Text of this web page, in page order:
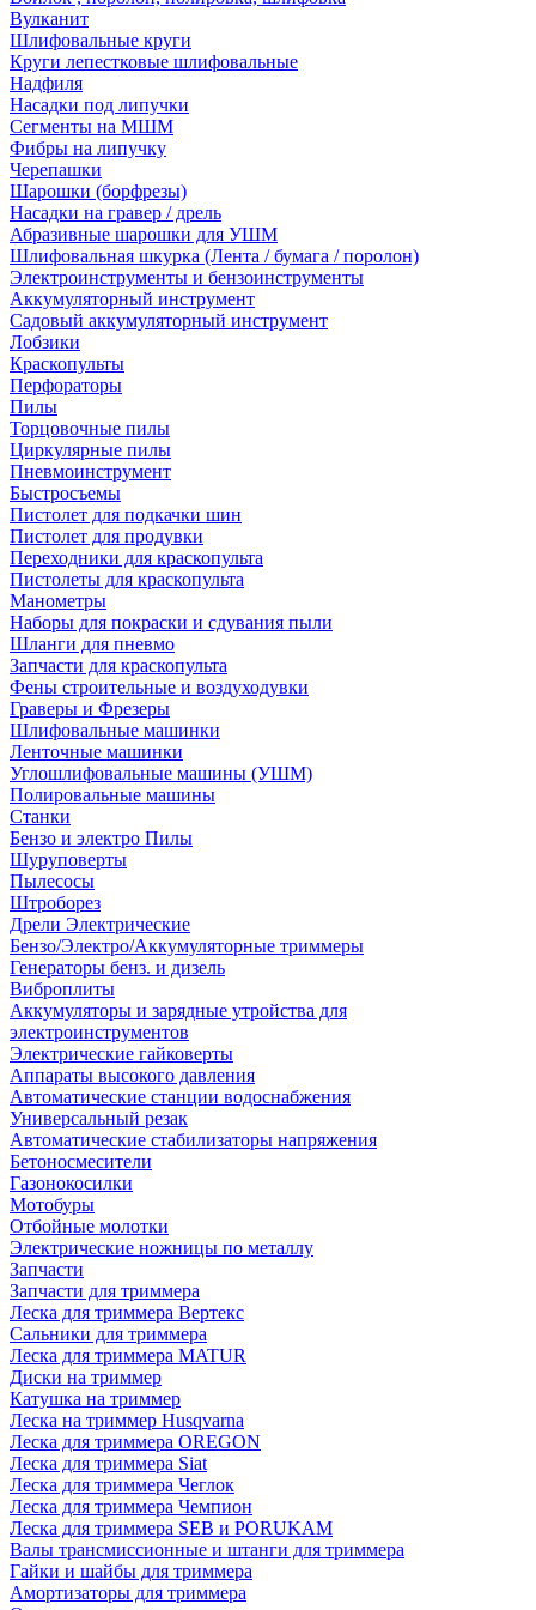
Вулканит
Шлифовальные круги
Круги лепестковые шлифовальные
Надфиля
Насадки под липучки
Сегменты на МШМ
Фибры на липучку
Черепашки
Шарошки (борфрезы)
Насадки на гравер / дрель
Абразивные шарошки для УШМ
Шлифовальная шкурка (Лента / бумага / поролон)
Электроинструменты и бензоинструменты
Аккумуляторный инструмент
Садовый аккумуляторный инструмент
Лобзики
Краскопульты
Перфораторы
Пилы
Торцовочные пилы
Циркулярные пилы
Пневмоинструмент
Быстросъемы
Пистолет для подкачки шин
Пистолет для продувки
Переходники для краскопульта
Пистолеты для краскопульта
Манометры
Наборы для покраски и сдувания пыли
Шланги для пневмо
Запчасти для краскопульта
Фены строительные и воздуходувки
Граверы и Фрезеры
Шлифовальные машинки
Ленточные машинки
Углошлифовальные машины (УШМ)
Полировальные машины
Станки
Бензо и электро Пилы
Шуруповерты
Пылесосы
Штроборез
Дрели Электрические
Бензо/Электро/Аккумуляторные триммеры
Генераторы бенз. и дизель
Виброплиты
Аккумуляторы и зарядные утройства для
электроинструментов
Электрические гайковерты
Аппараты высокого давления
Автоматические станции водоснабжения
Универсальный резак
Автоматические стабилизаторы напряжения
Бетоносмесители
Газонокосилки
Мотобуры
Отбойные молотки
Электрические ножницы по металлу
Запчасти
Запчасти для триммера
Леска для триммера Вертекс
Сальники для триммера
Леска для триммера MATUR
Диски на триммер
Катушка на триммер
Леска на триммер Husqvarna
Леска для триммера OREGON
Леска для триммера Siat
Леска для триммера Чеглок
Леска для триммера Чемпион
Леска для триммера SEB и PORUKAM
Валы трансмиссионные и штанги для триммера
Гайки и шайбы для триммера
Амортизаторы для триммера